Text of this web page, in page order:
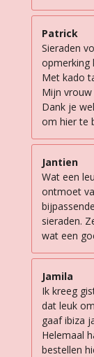
Patrick
Sieraden
opmerking
Met kado
Mijn vrouw
Dank je
om hier te
Jantien
Wat een
ontmoet
sieraden.
wat een
Jamila
Ik kreeg
dat leuk
gaaf ibiza
Helemaal
bestellen